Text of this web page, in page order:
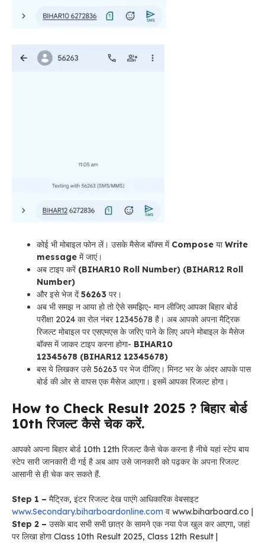
कोई भी मोबाइल फोन लें। उसके मैसेज बॉक्स मेंCompose याWrite
message में जाएं।
अब टाइप करें(BIHAR10 Roll Number) (BIHAR12 Roll
Number)
और इसे भेज दें 56263 पर।
अब भी समझ न आया हो तो ऐसे समझिए- मान लीजिए आपका बिहार बोर्ड
परीक्षा 2024 का रोल नंबर 12345678 है। अब आपको अपना मैट्रिक
रिजल्ट मोबाइल पर एसएमएस के जरिए पाने के लिए अपने मोबाइल के मैसेज
बॉक्स में जाकर टाइप करना होगा- BIHAR10
12345678 (BIHAR12 12345678)
बस ये लिखकर उसे 56263 पर भेज दीजिए। मिनट भर के अंदर आपके पास
बोर्ड की ओर से वापस एक मैसेज आएगा। इसमें आपका रिजल्ट होगा।
How to Check Result 2025 ? बिहार बोर्ड
10th रिजल्ट कैसे चेक करें.
आपको अपना बिहार बोर्ड 10th 12th रिजल्ट कैसे चेक करना है नीचे यहां स्टेप बाय
स्टेप सारी जानकारी दी गई है अब आप उसे जानकारी को पढ़कर के अपना रिजल्ट
आसानी से ही चेक कर सकते हैं.
Step 1 – मैट्रिक, इंटर रिजल्ट देख पाएंगे आधिकारिक वेबसाइट
www.Secondary.biharboardonline.com व www.biharboard.co |
Step 2 – उसके बाद सभी सभी छात्र के सामने एक नया पेज खुल कर आएगा, जहां
पर लिखा होगा Class 10th Result 2025, Class 12th Result |